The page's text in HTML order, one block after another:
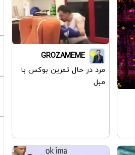
GROZAMEME
مرد در حال تمرین بوکس با
مبل